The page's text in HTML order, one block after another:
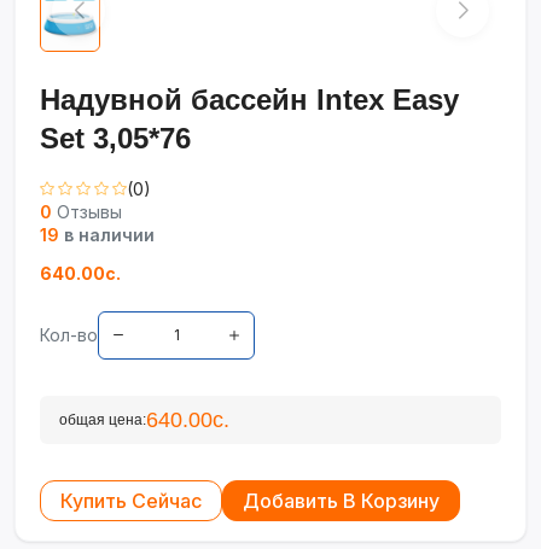
Надувной бассейн Intex Easy
Set 3,05*76
(0)
0 Отзывы
19 в наличии
640.00с.
Кол-во
общая цена:640.00с.
Купить Сейчас Добавить В Корзину